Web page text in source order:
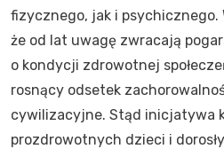
fizycznego, jak i psychicznego.
że od lat uwagę zwracają
o kondycji zdrowotnej
rosnący odsetek
cywilizacyjne. Stąd inicjatywa
prozdrowotnych dzieci i